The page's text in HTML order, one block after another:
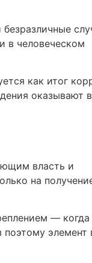
в человеческом
как итог
оказывают
власть и
на
— когда
поэтому элемент